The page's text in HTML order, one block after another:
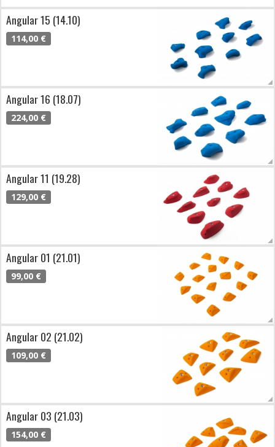
Angular 15 (14.10)
114,00 €
Angular 16 (18.07)
224,00 €
Angular 11 (19.28)
129,00 €
Angular 01 (21.01)
99,00 €
Angular 02 (21.02)
109,00 €
Angular 03 (21.03)
154,00 €